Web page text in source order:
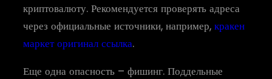
криптовалюту. Рекомендуется проверять адреса
через официальные источники, например, кракен
маркет оригинал ссылка.
Еще одна опасность – фишинг. Поддельные